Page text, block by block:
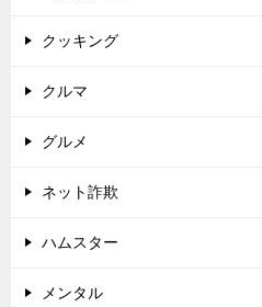
クッキング
クルマ
グルメ
ネット詐欺
ハムスター
メンタル